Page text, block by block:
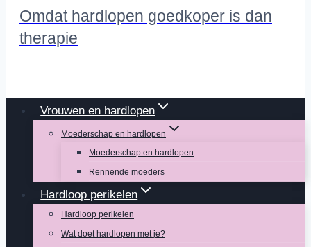
Omdat hardlopen goedkoper is dan
therapie
Vrouwen en hardlopen
Moederschap en hardlopen
Moederschap en hardlopen
Rennende moeders
Hardloop perikelen
Hardloop perikelen
Wat doet hardlopen met je?